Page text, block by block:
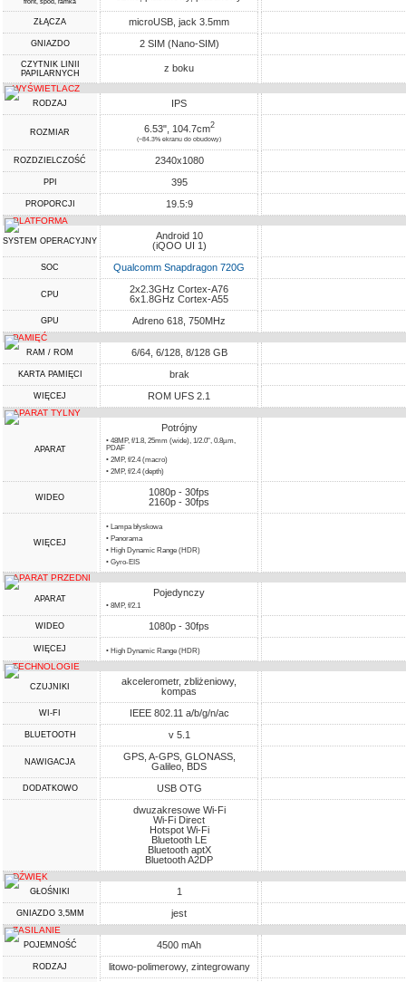
front, spód, ramka
ZŁĄCZA microUSB, jack 3.5mm
GNIAZDO 2 SIM (Nano-SIM)
CZYTNIK LINII
PAPILARNYCH
z boku
WYŚWIETLACZ
RODZAJ IPS
ROZMIAR 6.53", 104.7cm2
(~84.3% ekranu do obudowy)
ROZDZIELCZOŚĆ 2340x1080
PPI 395
PROPORCJI 19.5:9
PLATFORMA
SYSTEM OPERACYJNY
Android 10
(iQOO UI 1)
SOC Qualcomm Snapdragon 720G
CPU
2x2.3GHz Cortex-A76
6x1.8GHz Cortex-A55
GPU Adreno 618, 750MHz
PAMIĘĆ
RAM / ROM 6/64, 6/128, 8/128 GB
KARTA PAMIĘCI brak
WIĘCEJ ROM UFS 2.1
APARAT TYLNY
APARAT
Potrójny
• 48MP, f/1.8, 25mm (wide), 1/2.0", 0.8µm,
PDAF
• 2MP, f/2.4 (macro)
• 2MP, f/2.4 (depth)
WIDEO
1080p - 30fps
2160p - 30fps
WIĘCEJ
• Lampa błyskowa
• Panorama
• High Dynamic Range (HDR)
• Gyro-EIS
APARAT PRZEDNI
APARAT
Pojedynczy
• 8MP, f/2.1
WIDEO 1080p - 30fps
WIĘCEJ • High Dynamic Range (HDR)
TECHNOLOGIE
CZUJNIKI
akcelerometr, zbliżeniowy,
kompas
WI-FI IEEE 802.11 a/b/g/n/ac
BLUETOOTH v 5.1
NAWIGACJA
GPS, A-GPS, GLONASS,
Galileo, BDS
DODATKOWO
USB OTG
dwuzakresowe Wi-Fi
Wi-Fi Direct
Hotspot Wi-Fi
Bluetooth LE
Bluetooth aptX
Bluetooth A2DP
DŹWIĘK
GŁOŚNIKI 1
GNIAZDO 3,5MM jest
ZASILANIE
POJEMNOŚĆ 4500 mAh
RODZAJ litowo-polimerowy, zintegrowany